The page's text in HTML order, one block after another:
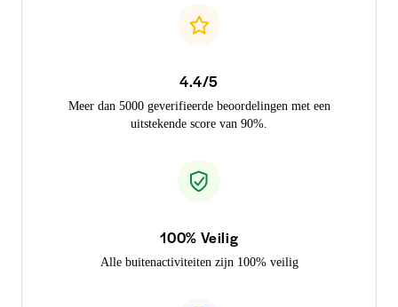
4.4/5
Meer dan 5000 geverifieerde beoordelingen met een
uitstekende score van 90%.
100% Veilig
Alle buitenactiviteiten zijn 100% veilig